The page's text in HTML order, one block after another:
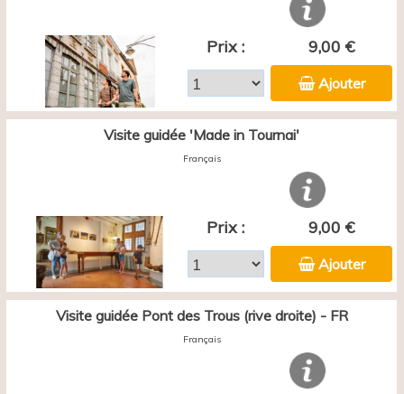
Prix : 9,00 €
Ajouter
Visite guidée 'Made in Tournai'
Français
Prix : 9,00 €
Ajouter
Visite guidée Pont des Trous (rive droite) - FR
Français